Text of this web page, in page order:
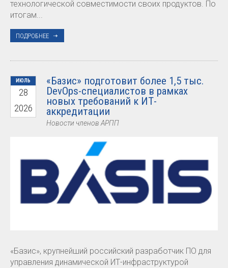
технологической совместимости своих продуктов. По
итогам...
ПОДРОБНЕЕ
ИЮЛЬ
28
2026
«Базис» подготовит более 1,5 тыс.
DevOps-специалистов в рамках
новых требований к ИТ-
аккредитации
Новости членов АРПП
«Базис», крупнейший российский разработчик ПО для
управления динамической ИТ-инфраструктурой